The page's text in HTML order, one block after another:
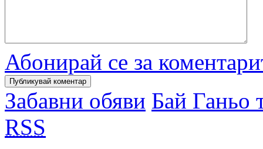
Абонирай се за
Забавни обяви Бай Ганьо
RSS